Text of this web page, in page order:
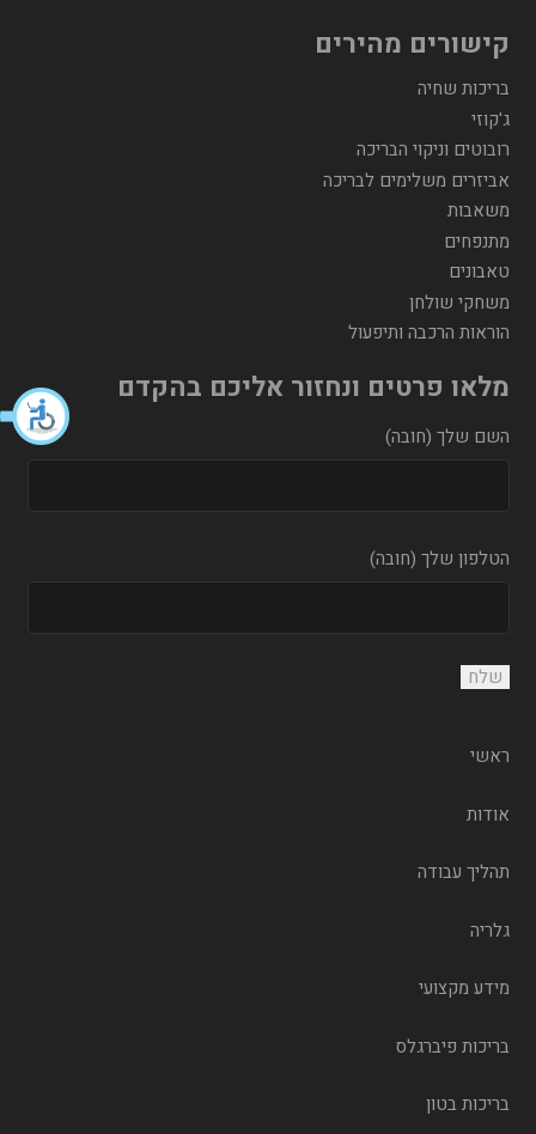
קישורים מהירים
בריכות שחיה
ג'קוזי
רובוטים וניקוי הבריכה
אביזרים משלימים לבריכה
משאבות
מתנפחים
טאבונים
משחקי שולחן
הוראות הרכבה ותיפעול
מלאו פרטים ונחזור אליכם בהקדם
השם שלך (חובה)
הטלפון שלך (חובה)
ראשי
אודות
תהליך עבודה
גלריה
מידע מקצועי
בריכות פיברגלס
בריכות בטון